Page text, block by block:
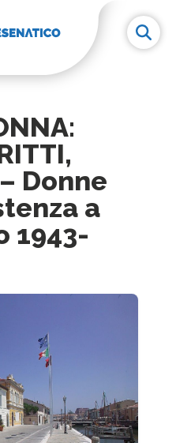
Donne
a
1943-